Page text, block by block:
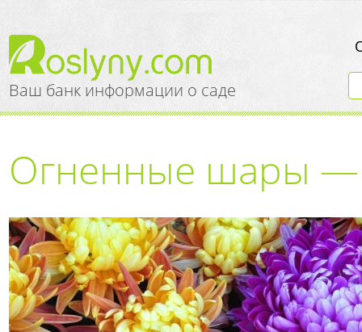
Ваш банк информации о саде
Огненные шары —